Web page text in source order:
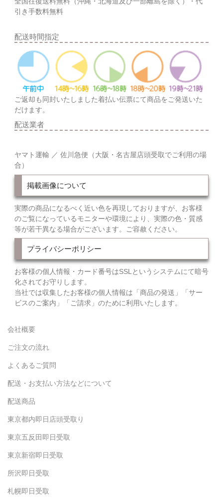
引き手数料無料
配送時間指定
ご返却も同封いたしました着払い伝票にて商品をご発送いた
だけます。
配送業者
ヤマト運輸 ／ 佐川急便（大阪・名古屋店頭受取でご利用の場
合）
掲載画像について
実際の商品になるべく近い色を再現しておりますが、お客様
のご覧になっているモニターや環境により、実際の色・質感
等が若干異なる場合がございます。ご容赦ください。
プライバシーポリシー
お客様の個人情報・カード番号はSSLというシステムにて暗号
化されてお守りします。
当社では収集したお客様の個人情報は「商品の発送」「サー
ビスのご案内」「ご請求」のために利用いたします。
会社概要
ご注文の流れ
よくあるご質問
配送・お支払い方法などについて
配送商品
東京都内即日店頭受取り
東京五反田即日受取
東京新宿即日受取
所沢即日受取
札幌即日受取